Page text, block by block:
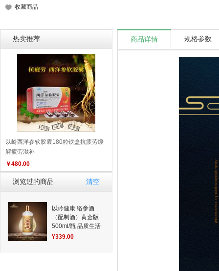
收藏商品
热卖推荐
以岭西洋参软胶囊180粒铁盒抗疲劳缓
解疲劳滋补
￥480.00
浏览过的商品 清空
以岭健康 络参酒
（配制酒）黄金版
500ml/瓶 品质生活
好物推荐
¥339.00
商品详情 规格参数